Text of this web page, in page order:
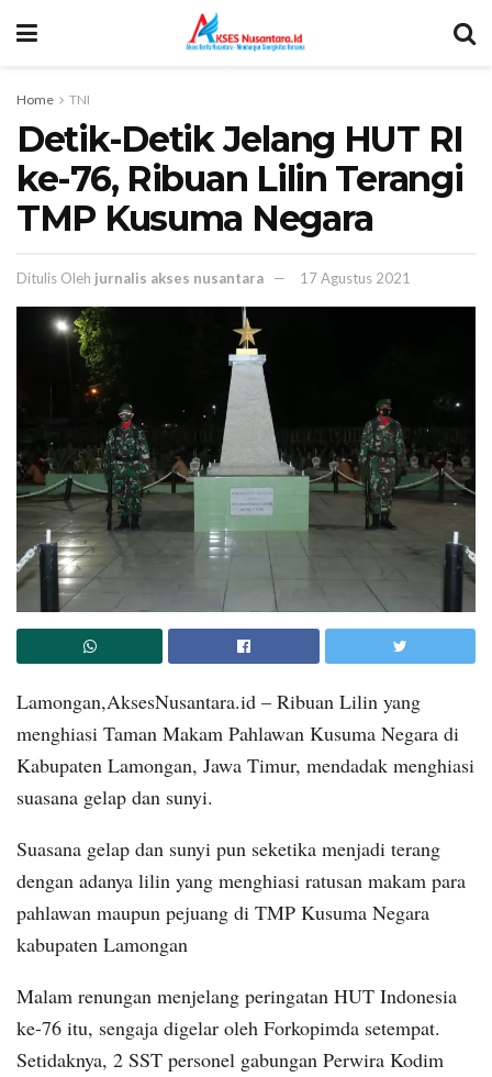
Home TNI
Detik-Detik Jelang HUT RI
ke-76, Ribuan Lilin Terangi
TMP Kusuma Negara
Ditulis Oleh jurnalis akses nusantara 17 Agustus 2021
Lamongan,AksesNusantara.id – Ribuan Lilin yang
menghiasi Taman Makam Pahlawan Kusuma Negara di
Kabupaten Lamongan, Jawa Timur, mendadak menghiasi
suasana gelap dan sunyi.
Suasana gelap dan sunyi pun seketika menjadi terang
dengan adanya lilin yang menghiasi ratusan makam para
pahlawan maupun pejuang di TMP Kusuma Negara
kabupaten Lamongan
Malam renungan menjelang peringatan HUT Indonesia
ke-76 itu, sengaja digelar oleh Forkopimda setempat.
Setidaknya, 2 SST personel gabungan Perwira Kodim